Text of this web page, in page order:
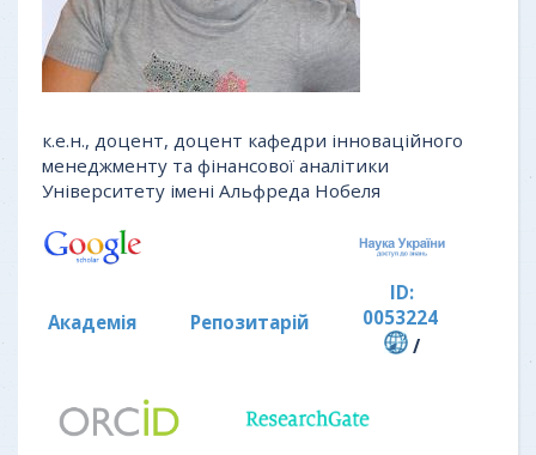
к.е.н., доцент, доцент кафедри інноваційного
менеджменту та фінансової аналітики
Університету імені Альфреда Нобеля
Академія Репозитарій
ID:
0053224
/